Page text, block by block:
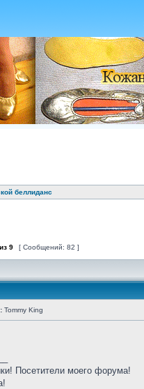
беллиданс
из 9 [ Сообщений: 82 ]
Tommy King
Посетители моего форума!